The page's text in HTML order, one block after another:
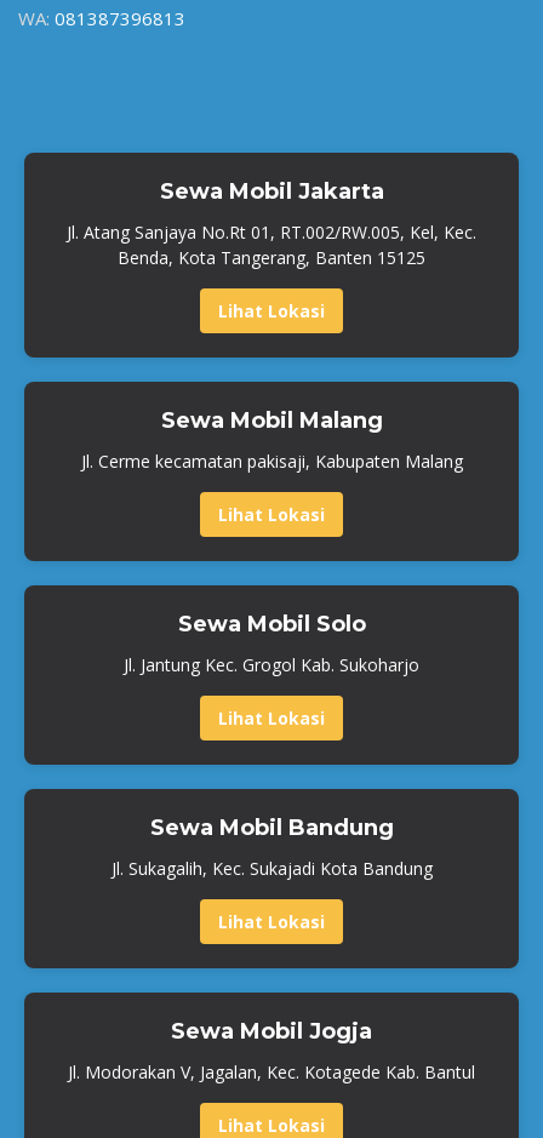
WA: 081387396813
Sewa Mobil Jakarta
Jl. Atang Sanjaya No.Rt 01, RT.002/RW.005, Kel, Kec.
Benda, Kota Tangerang, Banten 15125
Lihat Lokasi
Sewa Mobil Malang
Jl. Cerme kecamatan pakisaji, Kabupaten Malang
Lihat Lokasi
Sewa Mobil Solo
Jl. Jantung Kec. Grogol Kab. Sukoharjo
Lihat Lokasi
Sewa Mobil Bandung
Jl. Sukagalih, Kec. Sukajadi Kota Bandung
Lihat Lokasi
Sewa Mobil Jogja
Jl. Modorakan V, Jagalan, Kec. Kotagede Kab. Bantul
Lihat Lokasi